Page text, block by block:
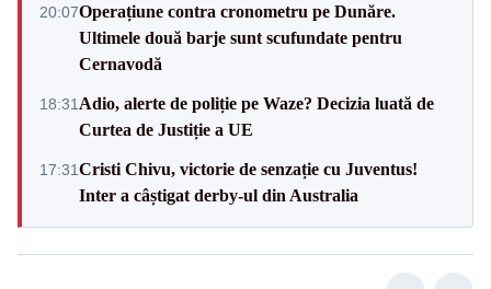
20:07Operațiune contra cronometru pe Dunăre.
Ultimele două barje sunt scufundate pentru
Cernavodă
18:31 Adio, alerte de poliție pe Waze? Decizia luată de
Curtea de Justiție a UE
17:31Cristi Chivu, victorie de senzație cu Juventus!
Inter a câștigat derby-ul din Australia